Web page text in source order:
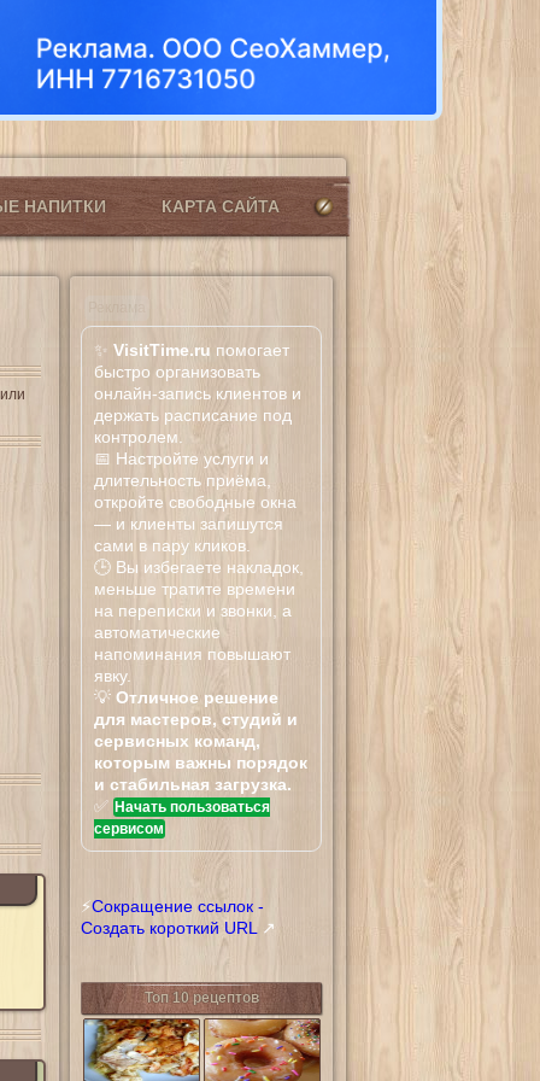
НАПИТКИ КАРТА САЙТА
✨ VisitTime.ru помогает
быстро организовать
онлайн-запись клиентов и
держать расписание под
контролем.
📅 Настройте услуги и
длительность приёма,
откройте свободные окна
— и клиенты запишутся
сами в пару кликов.
🕒 Вы избегаете накладок,
меньше тратите времени
на переписки и звонки, а
автоматические
напоминания повышают
явку.
💡 Отличное решение
для мастеров, студий и
сервисных команд,
которым важны порядок
и стабильная загрузка.
✅ Начать пользоваться
сервисом
⚡Сокращение ссылок -
Создать короткий URL
↗
Топ 10 рецептов
Тилапия
запеченная в
сливочном
Донатсы Криспи
Крим